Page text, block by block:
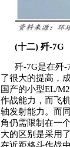
(十二) 歼-7G
歼-7G是在歼
了很大的提高，
国产的小型EL/
作战能力，而飞
轴发射能力。而
角仍需限制在一
大的区别是采用